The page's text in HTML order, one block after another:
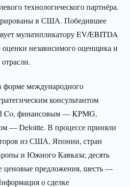
технологического партнёра.
в США. Победившее
мультипликатору EV/EBITDA
независимого оценщика и
форме международного
консультантом
Co, финансовым — KPMG,
— Deloitte. В процессе приняли
из США, Японии, стран
и Южного Кавказа; десять
ценовые предложения, шесть —
о сделке